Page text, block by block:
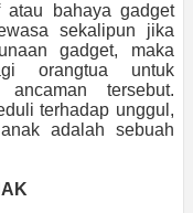
atau bahaya gadget
sekalipun jika
gadget, maka
orangtua untuk
tersebut.
terhadap unggul,
adalah sebuah